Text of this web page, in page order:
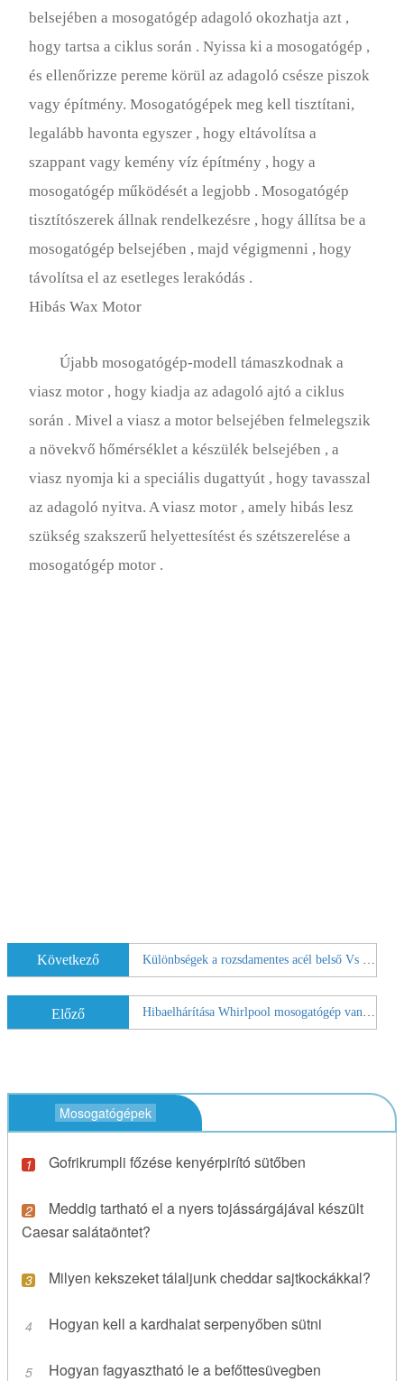
belsejében a mosogatógép adagoló okozhatja azt ,
hogy tartsa a ciklus során . Nyissa ki a mosogatógép ,
és ellenőrizze pereme körül az adagoló csésze piszok
vagy építmény. Mosogatógépek meg kell tisztítani,
legalább havonta egyszer , hogy eltávolítsa a
szappant vagy kemény víz építmény , hogy a
mosogatógép működését a legjobb . Mosogatógép
tisztítószerek állnak rendelkezésre , hogy állítsa be a
mosogatógép belsejében , majd végigmenni , hogy
távolítsa el az esetleges lerakódás .
Hibás Wax Motor
Újabb mosogatógép-modell támaszkodnak a
viasz motor , hogy kiadja az adagoló ajtó a ciklus
során . Mivel a viasz a motor belsejében felmelegszik
a növekvő hőmérséklet a készülék belsejében , a
viasz nyomja ki a speciális dugattyút , hogy tavasszal
az adagoló nyitva. A viasz motor , amely hibás lesz
szükség szakszerű helyettesítést és szétszerelése a
mosogatógép motor .
Következő Különbségek a rozsdamentes acél belső Vs . Nylon Interior Mosogatógépek
Előző Hibaelhárítása Whirlpool mosogatógép van a víz elvezetésével A Vent Cap
Mosogatógépek
Gofrikrumpli főzése kenyérpirító sütőben
Meddig tartható el a nyers tojássárgájával készült
Caesar salátaöntet?
Milyen kekszeket tálaljunk cheddar sajtkockákkal?
Hogyan kell a kardhalat serpenyőben sütni
Hogyan fagyasztható le a befőttesüvegben